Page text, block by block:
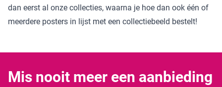
dan eerst al onze collecties, waarna je hoe dan ook één of
meerdere posters in lijst met een collectiebeeld bestelt!
Mis nooit meer een aanbieding